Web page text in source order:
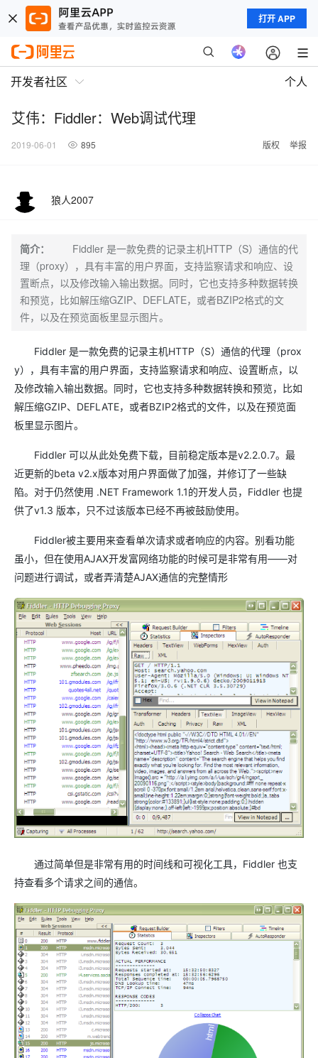
打开 APP
开发者社区 个人
艾伟：Fiddler：Web调试代理
2019-06-01 895 版权 举报
狼人2007
简介：
Fiddler 是一款免费的记录主机HTTP（S）通信的代
理（proxy），具有丰富的用户界面，支持监察请求和响应、设
置断点，以及修改输入输出数据。同时，它也支持多种数据转换
和预览，比如解压缩GZIP、DEFLATE，或者BZIP2格式的文
件，以及在预览面板里显示图片。
Fiddler 是一款免费的记录主机HTTP（S）通信的代理（prox
y），具有丰富的用户界面，支持监察请求和响应、设置断点，以
及修改输入输出数据。同时，它也支持多种数据转换和预览，比如
解压缩GZIP、DEFLATE，或者BZIP2格式的文件，以及在预览面
板里显示图片。
Fiddler 可以从此处免费下载，目前稳定版本是v2.2.0.7。最
近更新的beta v2.x版本对用户界面做了加强，并修订了一些缺
陷。对于仍然使用 .NET Framework 1.1的开发人员，Fiddler 也提
供了v1.3 版本，只不过该版本已经不再被鼓励使用。
Fiddler被主要用来查看单次请求或者响应的内容。别看功能
虽小，但在使用AJAX开发富网络功能的时候可是非常有用——对
问题进行调试，或者弄清楚AJAX通信的完整情形
通过简单但是非常有用的时间线和可视化工具，Fiddler 也支
持查看多个请求之间的通信。